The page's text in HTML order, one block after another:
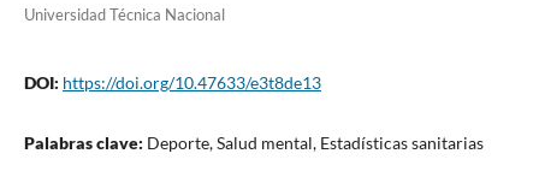
Universidad Técnica Nacional
DOI: https://doi.org/10.47633/e3t8de13
Palabras clave: Deporte, Salud mental, Estadísticas sanitarias